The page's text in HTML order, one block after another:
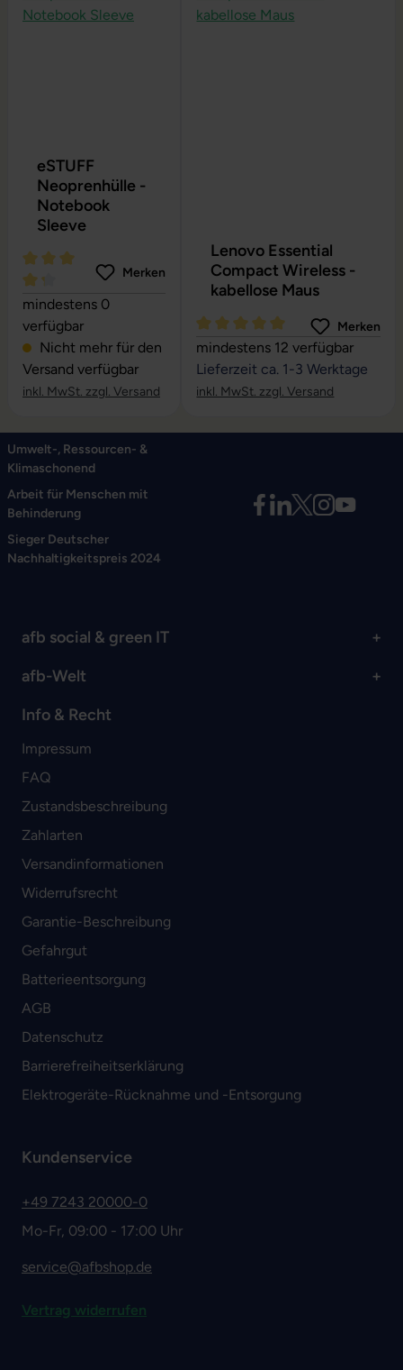
eSTUFF
Neoprenhülle -
Notebook
Sleeve
Durchschnittliche Bewertung von 4.27 von 5 Sternen
Merken
mindestens 0
verfügbar
Nicht mehr für den
Versand verfügbar
inkl. MwSt. zzgl. Versand
Lenovo Essential
Compact Wireless -
kabellose Maus
Durchschnittliche Bewertung
Merken
mindestens 12 verfügbar
Lieferzeit ca. 1-3 Werktage
inkl. MwSt. zzgl. Versand
Umwelt-, Ressourcen- &
Klimaschonend
Arbeit für Menschen mit
Behinderung
Sieger Deutscher
Nachhaltigkeitspreis 2024
afb social & green IT
afb-Welt
Info & Recht
Impressum
FAQ
Zustandsbeschreibung
Zahlarten
Versandinformationen
Widerrufsrecht
Garantie-Beschreibung
Gefahrgut
Batterieentsorgung
AGB
Datenschutz
Barrierefreiheitserklärung
Elektrogeräte-Rücknahme und -Entsorgung
Kundenservice
+49 7243 20000-0
Mo-Fr, 09:00 - 17:00 Uhr
service@afbshop.de
Vertrag widerrufen